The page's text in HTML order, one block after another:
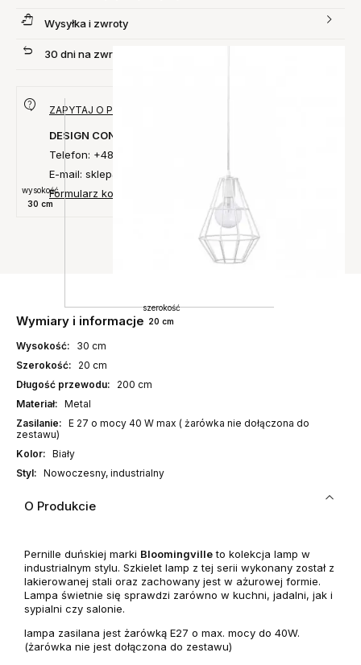
Wysyłka i zwroty
30 dni na zwrot produktu
ZAPYTAJ O PRODUKT
DESIGN CONCEPT
Telefon: +48 735 027 014
E-mail: sklep@designconcept.pl
Formularz kontaktowy
Wymiary i informacje
wysokość
30 cm
szerokość
20 cm
Wysokość:
30 cm
Szerokość:
20 cm
Długość przewodu:
200 cm
Materiał: Metal
Zasilanie: E 27 o mocy 40 W max ( żarówka nie dołączona do
zestawu)
Kolor: Biały
Styl: Nowoczesny, industrialny
O Produkcie
Pernille duńskiej marki Bloomingvilleto kolekcja lamp w
industrialnym stylu. Szkielet lamp z tej serii wykonany został z
lakierowanej stali oraz zachowany jest w ażurowej formie.
Lampa świetnie się sprawdzi zarówno w kuchni, jadalni, jak i
sypialni czy salonie.
lampa zasilana jest żarówką E27 o max. mocy do 40W.
(żarówka nie jest dołączona do zestawu)